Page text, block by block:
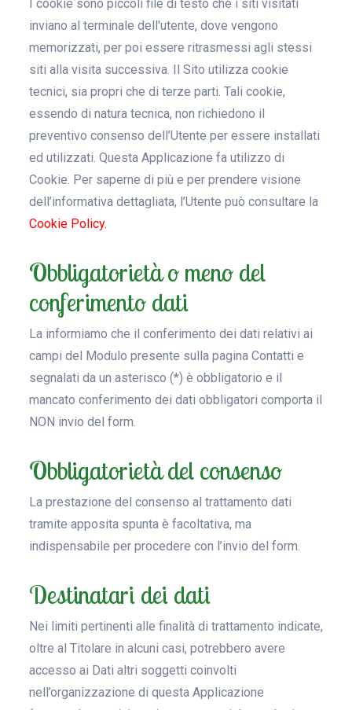
I cookie sono piccoli file di testo che i siti visitati
inviano al terminale dell'utente, dove vengono
memorizzati, per poi essere ritrasmessi agli stessi
siti alla visita successiva. Il Sito utilizza cookie
tecnici, sia propri che di terze parti. Tali cookie,
essendo di natura tecnica, non richiedono il
preventivo consenso dell’Utente per essere installati
ed utilizzati. Questa Applicazione fa utilizzo di
Cookie. Per saperne di più e per prendere visione
dell’informativa dettagliata, l’Utente può consultare la
Cookie Policy.
Obbligatorietà o meno del
conferimento dati
La informiamo che il conferimento dei dati relativi ai
campi del Modulo presente sulla pagina Contatti e
segnalati da un asterisco (*) è obbligatorio e il
mancato conferimento dei dati obbligatori comporta il
NON invio del form.
Obbligatorietà del consenso
La prestazione del consenso al trattamento dati
tramite apposita spunta è facoltativa, ma
indispensabile per procedere con l’invio del form.
Destinatari dei dati
Nei limiti pertinenti alle finalità di trattamento indicate,
oltre al Titolare in alcuni casi, potrebbero avere
accesso ai Dati altri soggetti coinvolti
nell’organizzazione di questa Applicazione